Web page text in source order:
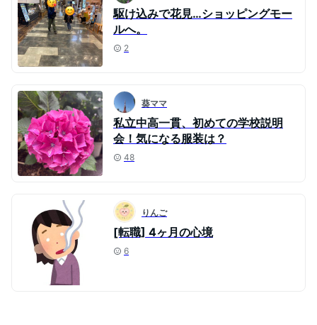
駆け込みで花見…ショッピングモー
ルへ。
2
葵ママ
私立中高一貫、初めての学校説明
会！気になる服装は？
48
りんご
[転職] 4ヶ月の心境
6